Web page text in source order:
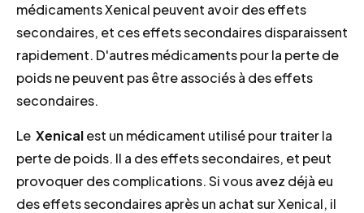
médicaments Xenical peuvent avoir des effets
secondaires, et ces effets secondaires disparaissent
rapidement. D'autres médicaments pour la perte de
poids ne peuvent pas être associés à des effets
secondaires.
Le Xenicalest un médicament utilisé pour traiter la
perte de poids. Il a des effets secondaires, et peut
provoquer des complications. Si vous avez déjà eu
des effets secondaires après un achat sur Xenical, il